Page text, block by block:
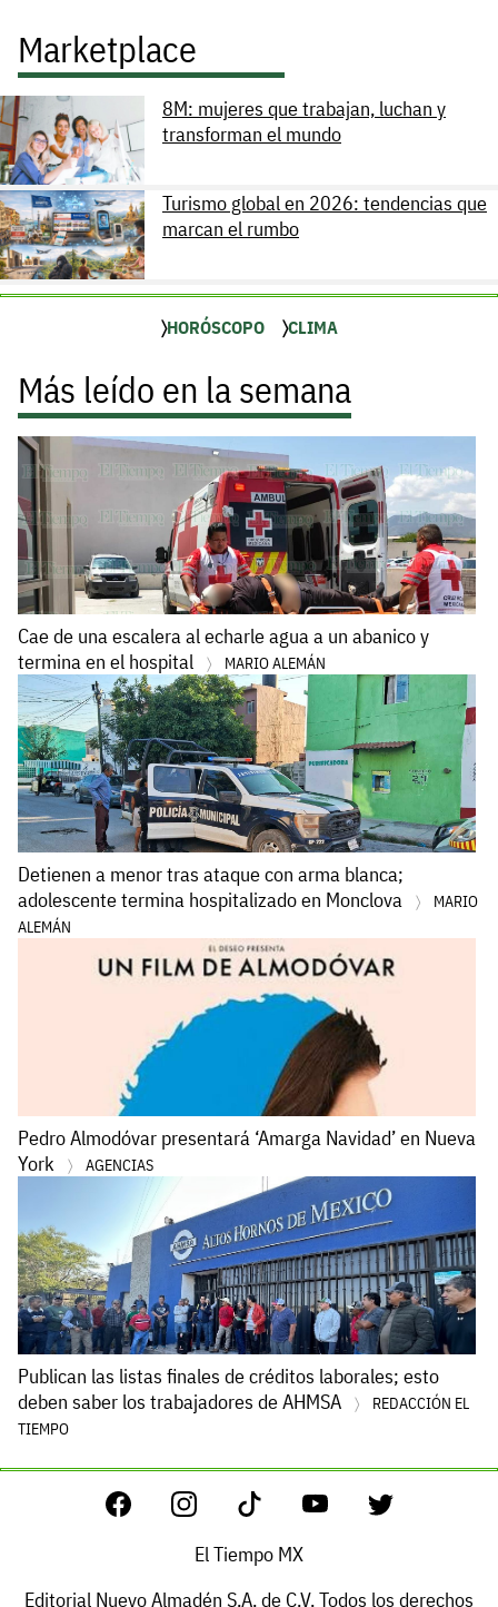
Marketplace
8M: mujeres que trabajan, luchan y
transforman el mundo
Turismo global en 2026: tendencias que
marcan el rumbo
HORÓSCOPO CLIMA
Más leído en la semana
Cae de una escalera al echarle agua a un abanico y
termina en el hospital
MARIO ALEMÁN
Detienen a menor tras ataque con arma blanca;
adolescente termina hospitalizado en Monclova
MARIO
ALEMÁN
Pedro Almodóvar presentará ‘Amarga Navidad’ en Nueva
York
AGENCIAS
Publican las listas finales de créditos laborales; esto
deben saber los trabajadores de AHMSA
REDACCIÓN EL
TIEMPO
El Tiempo MX
Editorial Nuevo Almadén S.A. de C.V. Todos los derechos